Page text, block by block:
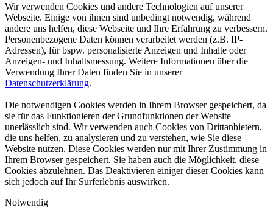
Wir verwenden Cookies und andere Technologien auf unserer
Webseite. Einige von ihnen sind unbedingt notwendig, während
andere uns helfen, diese Webseite und Ihre Erfahrung zu verbessern.
Personenbezogene Daten können verarbeitet werden (z.B. IP-
Adressen), für bspw. personalisierte Anzeigen und Inhalte oder
Anzeigen- und Inhaltsmessung. Weitere Informationen über die
Verwendung Ihrer Daten finden Sie in unserer
Datenschutzerklärung.
Die notwendigen Cookies werden in Ihrem Browser gespeichert, da
sie für das Funktionieren der Grundfunktionen der Website
unerlässlich sind. Wir verwenden auch Cookies von Drittanbietern,
die uns helfen, zu analysieren und zu verstehen, wie Sie diese
Website nutzen. Diese Cookies werden nur mit Ihrer Zustimmung in
Ihrem Browser gespeichert. Sie haben auch die Möglichkeit, diese
Cookies abzulehnen. Das Deaktivieren einiger dieser Cookies kann
sich jedoch auf Ihr Surferlebnis auswirken.
Notwendig